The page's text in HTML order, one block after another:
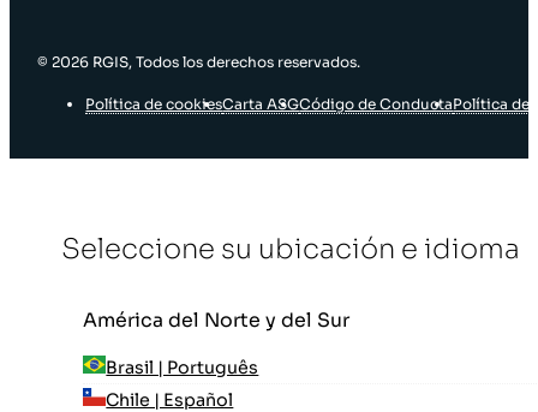
© 2026 RGIS, Todos los derechos reservados.
Política de cookiesCarta ASGCódigo de ConductaPolítica de
Seleccione su ubicación e idioma
América del Norte y del Sur
Brasil | Português
Chile | Español